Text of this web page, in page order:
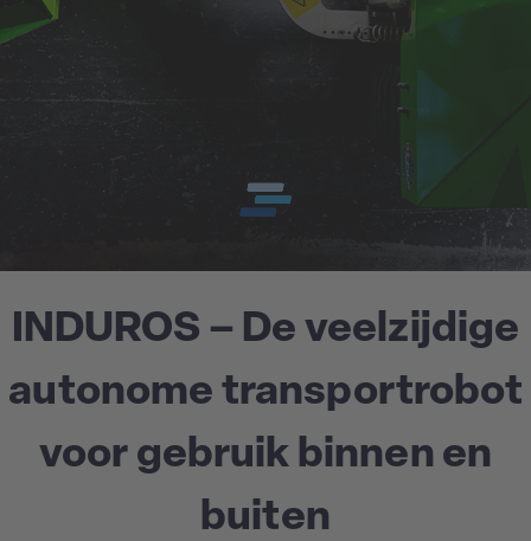
INDUROS – De veelzijdige
autonome transportrobot
voor gebruik binnen en
buiten